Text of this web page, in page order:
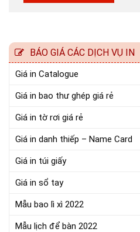
BÁO GIÁ CÁC DỊCH VỤ IN
Giá in Catalogue
Giá in bao thư ghép giá rẻ
Giá in tờ rơi giá rẻ
Giá in danh thiếp – Name Card
Giá in túi giấy
Giá in sổ tay
Mẫu bao lì xì 2022
Mẫu lịch để bàn 2022